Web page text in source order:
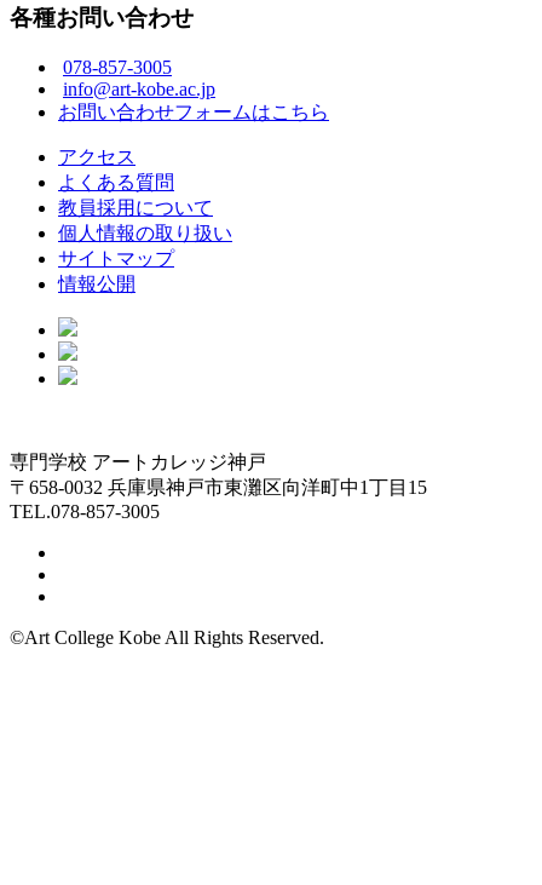
各種お問い合わせ
078-857-3005
info@art-kobe.ac.jp
お問い合わせフォームはこちら
アクセス
よくある質問
教員採用について
個人情報の取り扱い
サイトマップ
情報公開
専門学校 アートカレッジ神戸
〒658-0032 兵庫県神戸市東灘区向洋町中1丁目15
TEL.078-857-3005
©Art College Kobe All Rights Reserved.